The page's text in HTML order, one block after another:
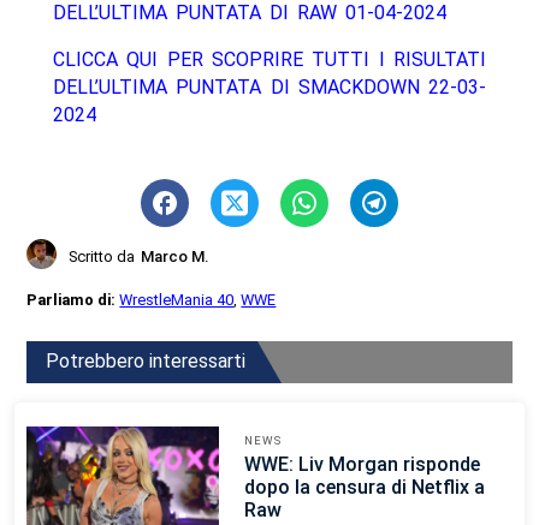
DELL’ULTIMA PUNTATA DI RAW 01-04-2024
CLICCA QUI PER SCOPRIRE TUTTI I RISULTATI
DELL’ULTIMA PUNTATA DI SMACKDOWN 22-03-
2024
Scritto da Marco M.
Parliamo di:WrestleMania 40,WWE
Potrebbero interessarti
NEWS
WWE: Liv Morgan risponde
dopo la censura di Netflix a
Raw